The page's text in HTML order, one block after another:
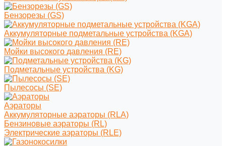
Бензорезы (GS)
Аккумуляторные подметальные устройства (KGA)
Мойки высокого давления (RE)
Подметальные устройства (KG)
Пылесосы (SE)
Аэраторы
Аккумуляторные аэраторы (RLA)
Бензиновые аэраторы (RL)
Электрические аэраторы (RLE)